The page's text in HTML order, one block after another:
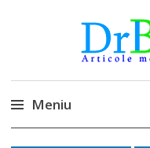
Alimentatia sa iti
Meniu